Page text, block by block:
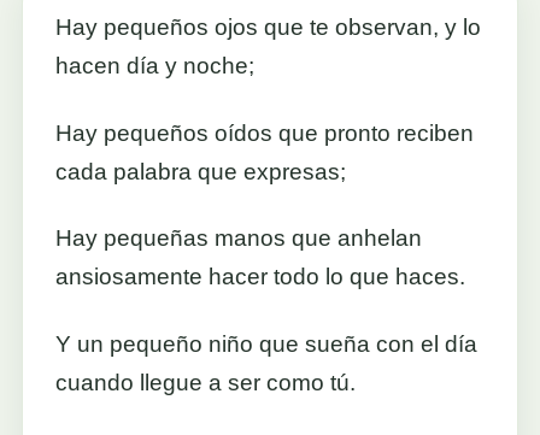
Hay pequeños ojos que te observan, y lo
hacen día y noche;
Hay pequeños oídos que pronto reciben
cada palabra que expresas;
Hay pequeñas manos que anhelan
ansiosamente hacer todo lo que haces.
Y un pequeño niño que sueña con el día
cuando llegue a ser como tú.